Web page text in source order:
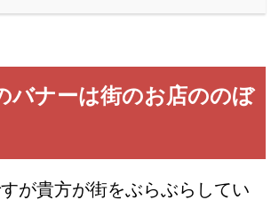
バナーは街のお店ののぼ
が貴方が街をぶらぶらしてい